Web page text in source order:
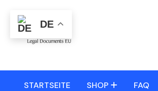
STARTSEITE SHOP FAQ
DE